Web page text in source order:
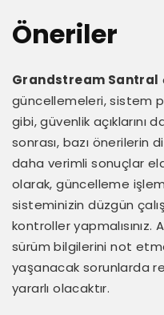
Öneriler
Grandstream Santral
güncellemeleri, sistem
gibi, güvenlik açıklarını
sonrası, bazı önerilerin
daha verimli sonuçlar
olarak, güncelleme
sisteminizin düzgün
kontroller yapmalısınız.
sürüm bilgilerini not
yaşanacak sorunlarda
yararlı olacaktır.